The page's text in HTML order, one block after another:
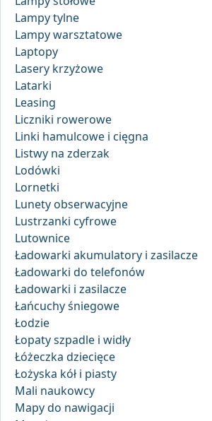
Lampy tylne
Lampy warsztatowe
Laptopy
Lasery krzyżowe
Latarki
Leasing
Liczniki rowerowe
Linki hamulcowe i cięgna
Listwy na zderzak
Lodówki
Lornetki
Lunety obserwacyjne
Lustrzanki cyfrowe
Lutownice
Ładowarki akumulatory i zasilacze
Ładowarki do telefonów
Ładowarki i zasilacze
Łańcuchy śniegowe
Łodzie
Łopaty szpadle i widły
Łóżeczka dziecięce
Łożyska kół i piasty
Mali naukowcy
Mapy do nawigacji